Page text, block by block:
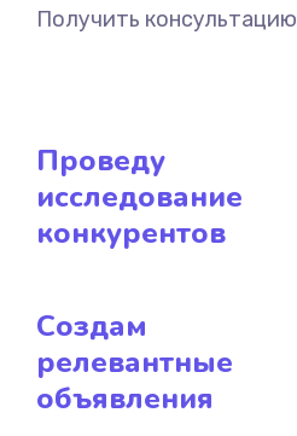
Получить консультацию
Проведу
исследование
конкурентов
Создам
релевантные
объявления